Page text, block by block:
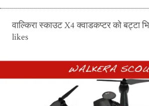
वाल्किरा स्काउट X4 क्वाडकप्टर को
likes